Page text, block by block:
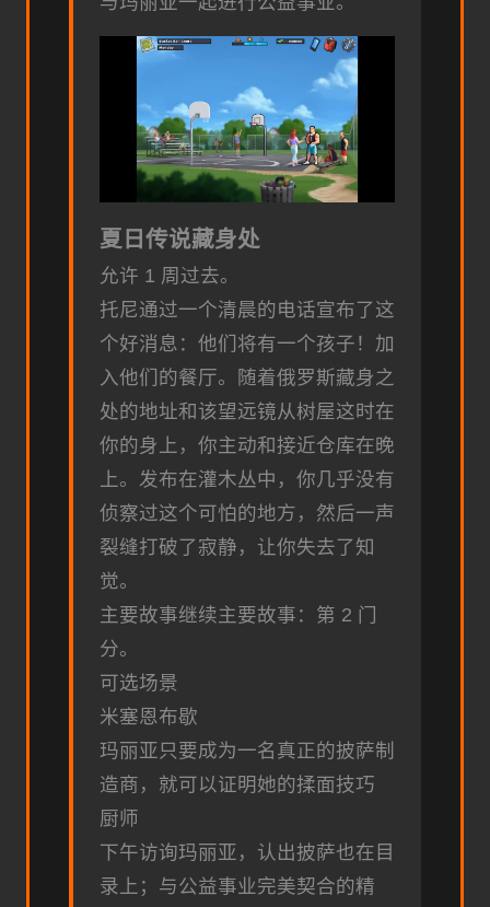
夏日传说藏身处
允许 1 周过去。
托尼通过一个清晨的电话宣布了这
个好消息：他们将有一个孩子！加
入他们的餐厅。随着俄罗斯藏身之
处的地址和该望远镜从树屋这时在
你的身上，你主动和接近仓库在晚
上。发布在灌木丛中，你几乎没有
侦察过这个可怕的地方，然后一声
裂缝打破了寂静，让你失去了知
觉。
主要故事继续主要故事：第 2 门
分。
可选场景
米塞恩布歇
玛丽亚只要成为一名真正的披萨制
造商，就可以证明她的揉面技巧
厨师
下午访询玛丽亚，认出披萨也在目
录上；与公益事业完美契合的精